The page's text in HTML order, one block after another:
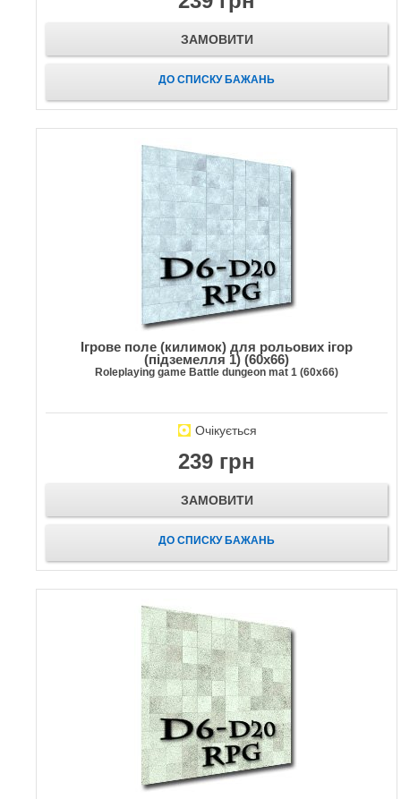
ЗАМОВИТИ
ДО СПИСКУ БАЖАНЬ
Ігрове поле (килимок) для рольових ігор
(підземелля 1) (60х66)
Roleplaying game Battle dungeon mat 1 (60х66)
Очікується
239 грн
ЗАМОВИТИ
ДО СПИСКУ БАЖАНЬ